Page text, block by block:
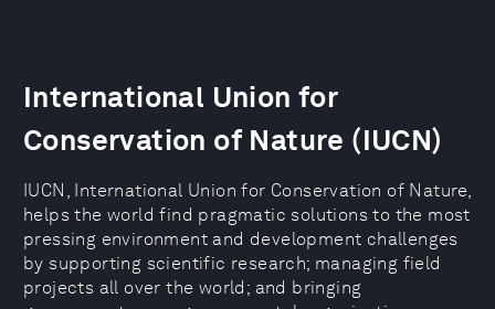
International Union for
Conservation of Nature (IUCN)
IUCN, International Union for Conservation of Nature,
helps the world find pragmatic solutions to the most
pressing environment and development challenges
by supporting scientific research; managing field
projects all over the world; and bringing